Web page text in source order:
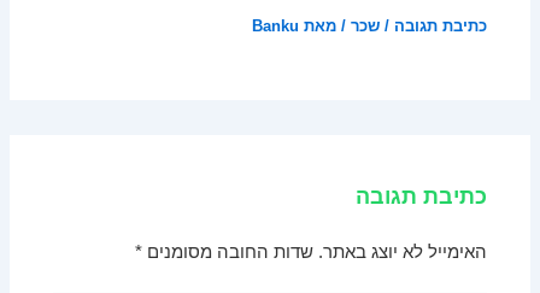
כתיבת תגובה /שכר / מאת Banku
כתיבת תגובה
האימייל לא יוצג באתר. שדות החובה מסומנים*